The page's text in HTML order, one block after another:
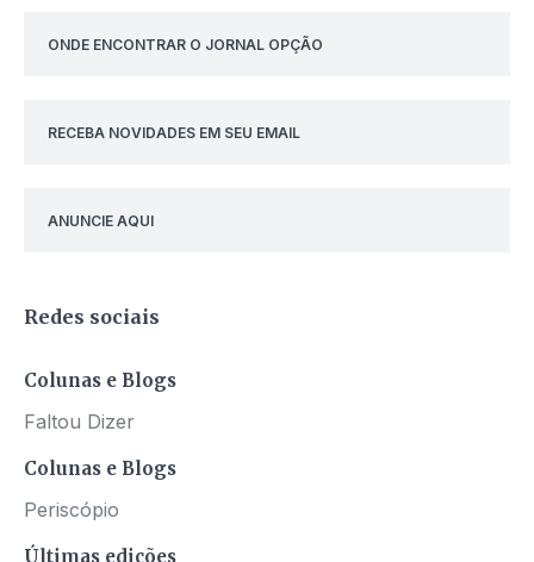
ONDE ENCONTRAR O JORNAL OPÇÃO
RECEBA NOVIDADES EM SEU EMAIL
ANUNCIE AQUI
Redes sociais
Colunas e Blogs
Faltou Dizer
Colunas e Blogs
Periscópio
Últimas edições